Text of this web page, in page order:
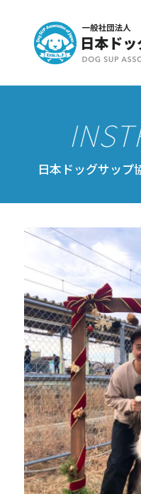
入会・更新
公認スクール・インスト
公認スクール案内
資格取得・協会規約
会員ページ
ドッグサップをはじめよう
ニュース
フォト＆ムービー
お問い合わせ
日本ドッグサップ